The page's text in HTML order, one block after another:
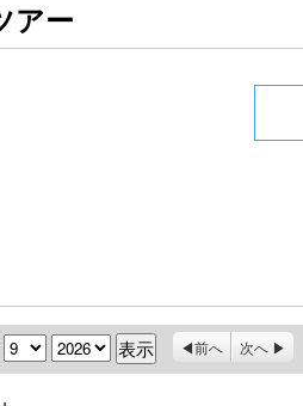
アー
日 年 前へ 次へ